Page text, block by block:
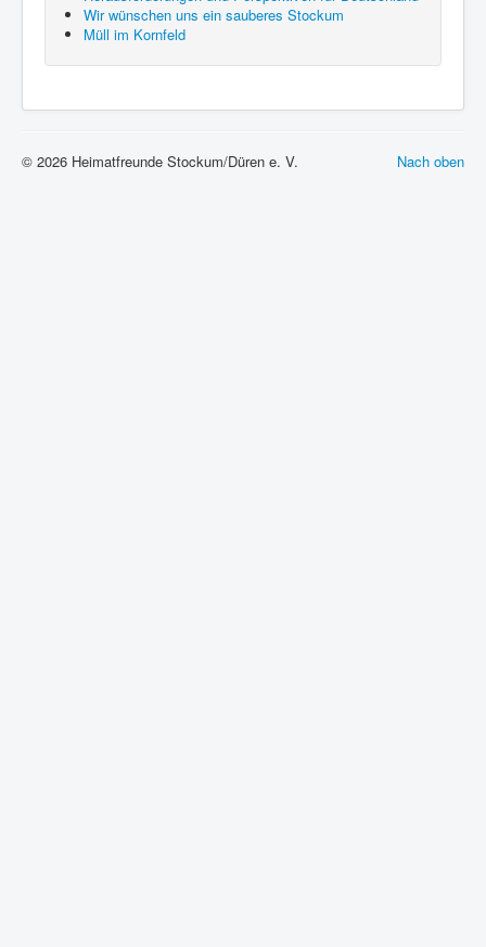
Wir wünschen uns ein sauberes Stockum
Müll im Kornfeld
Nach oben
© 2026 Heimatfreunde Stockum/Düren e. V.